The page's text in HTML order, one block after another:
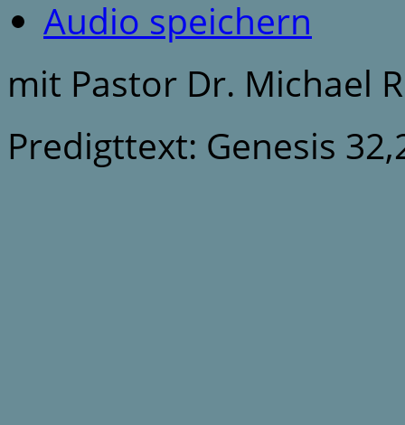
Audio speichern
mit Pastor Dr. Michael
Predigttext: Genesis